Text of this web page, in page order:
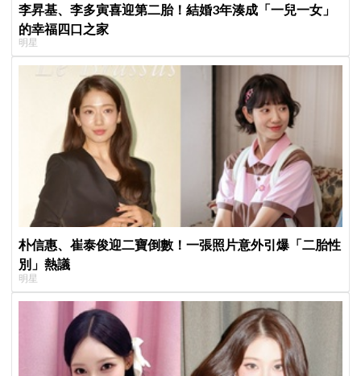
李昇基、李多寅喜迎第二胎！結婚3年湊成「一兒一女」
的幸福四口之家
明星
朴信惠、崔泰俊迎二寶倒數！一張照片意外引爆「二胎性
別」熱議
明星